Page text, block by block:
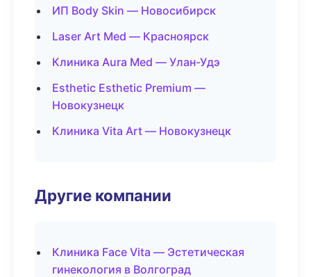
ИП Body Skin — Новосибирск
Laser Art Med — Красноярск
Клиника Aura Med — Улан-Удэ
Esthetic Esthetic Premium —
Новокузнецк
Клиника Vita Art — Новокузнецк
Другие компании
Клиника Face Vita — Эстетическая
гинекология в Волгоград